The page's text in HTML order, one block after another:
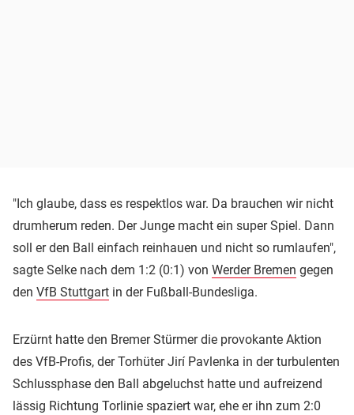
"Ich glaube, dass es respektlos war. Da brauchen wir nicht
drumherum reden. Der Junge macht ein super Spiel. Dann
soll er den Ball einfach reinhauen und nicht so rumlaufen",
sagte Selke nach dem 1:2 (0:1) von Werder Bremen gegen
den VfB Stuttgart in der Fußball-Bundesliga.
Erzürnt hatte den Bremer Stürmer die provokante Aktion
des VfB-Profis, der Torhüter Jirí Pavlenka in der turbulenten
Schlussphase den Ball abgeluchst hatte und aufreizend
lässig Richtung Torlinie spaziert war, ehe er ihn zum 2:0